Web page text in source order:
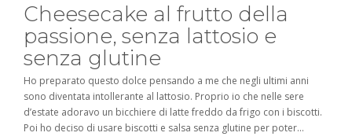
Cheesecake al frutto della
passione, senza lattosio e
senza glutine
Ho preparato questo dolce pensando a me che negli ultimi anni
sono diventata intollerante al lattosio. Proprio io che nelle sere
d’estate adoravo un bicchiere di latte freddo da frigo con i biscotti.
Poi ho deciso di usare biscotti e salsa senza glutine per poter...